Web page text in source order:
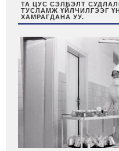
ТА ЦУС СЭЛБЭЛТ
ТУСЛАМЖ ҮЙЛЧИЛГЭЭГ
ХАМРАГДАНА УУ.